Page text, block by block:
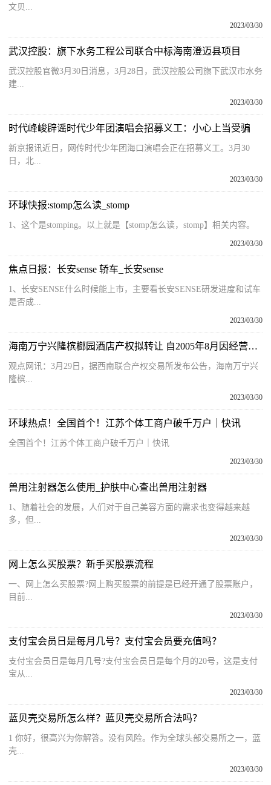
文贝...
2023/03/30
武汉控股：旗下水务工程公司联合中标海南澄迈县项目
武汉控股官微3月30日消息，3月28日，武汉控股公司旗下武汉市水务
建...
2023/03/30
时代峰峻辟谣时代少年团演唱会招募义工：小心上当受骗
新京报讯近日，网传时代少年团海口演唱会正在招募义工。3月30
日，北...
2023/03/30
环球快报:stomp怎么读_stomp
1、这个是stomping。以上就是【stomp怎么读，stomp】相关内容。
2023/03/30
焦点日报：长安sense 轿车_长安sense
1、长安SENSE什么时候能上市，主要看长安SENSE研发进度和试车
是否成...
2023/03/30
海南万宁兴隆槟榔园酒店产权拟转让 自2005年8月因经营困难歇业至今
观点网讯：3月29日，据西南联合产权交易所发布公告，海南万宁兴
隆槟...
2023/03/30
环球热点！全国首个！江苏个体工商户破千万户｜快讯
全国首个！江苏个体工商户破千万户｜快讯
2023/03/30
兽用注射器怎么使用_护肤中心查出兽用注射器
1、随着社会的发展，人们对于自己美容方面的需求也变得越来越
多，但...
2023/03/30
网上怎么买股票？新手买股票流程
一、网上怎么买股票?网上购买股票的前提是已经开通了股票账户，
目前...
2023/03/30
支付宝会员日是每月几号？支付宝会员要充值吗？
支付宝会员日是每月几号?支付宝会员日是每个月的20号，这是支付
宝从...
2023/03/30
蓝贝壳交易所怎么样？蓝贝壳交易所合法吗？
1 你好，很高兴为你解答。没有风险。作为全球头部交易所之一，蓝
壳...
2023/03/30